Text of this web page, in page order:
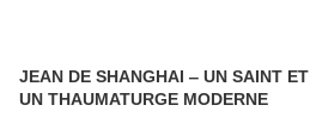
JEAN DE SHANGHAI ‒ UN SAINT ET
UN THAUMATURGE MODERNE